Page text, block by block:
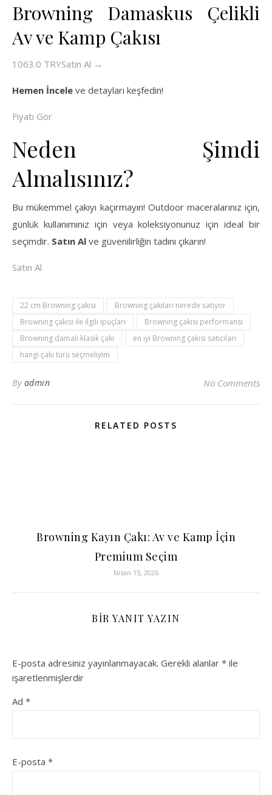
Browning Damaskus Çelikli
Av ve Kamp Çakısı
1063.0 TRYSatın Al →
Hemen İncele ve detayları keşfedin!
Fiyatı Gör
Neden Şimdi
Almalısınız?
Bu mükemmel çakıyı kaçırmayın! Outdoor maceralarınız için,
günlük kullanımınız için veya koleksiyonunuz için ideal bir
seçimdir. Satın Al ve güvenilirliğin tadını çıkarın!
Satın Al
22 cm Browning çakısı
Browning çakıları nerede satıyor
Browning çakısı ile ilgili ipuçları
Browning çakısı performansı
Browning damalı klasik çakı
en iyi Browning çakısı satıcıları
hangi çakı türü seçmeliyim
By admin No Comments
RELATED POSTS
Browning Kayın Çakı: Av ve Kamp İçin
Premium Seçim
Nisan 15, 2026
BIR YANIT YAZIN
E-posta adresiniz yayınlanmayacak. Gerekli alanlar * ile
işaretlenmişlerdir
Ad *
E-posta *